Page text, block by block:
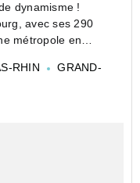
dynamisme !
avec ses 290
métropole en
et son éc...
RHIN
GRAND-